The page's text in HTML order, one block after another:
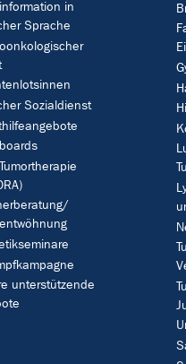
in
Sprache
Sozialdienst
unterstützende